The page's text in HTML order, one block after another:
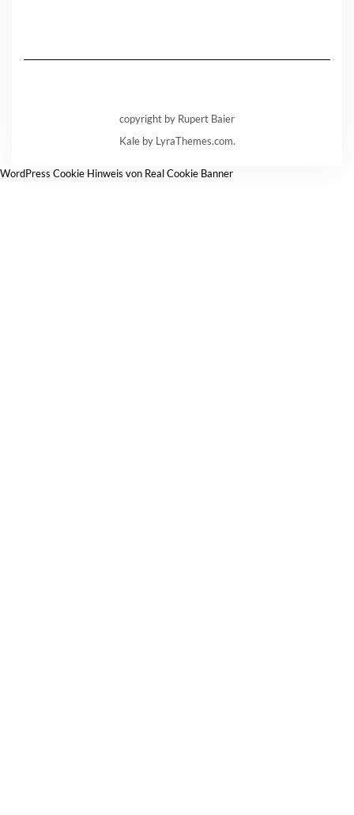
copyright by Rupert Baier
Kaleby LyraThemes.com.
WordPress Cookie Hinweis von Real Cookie Banner